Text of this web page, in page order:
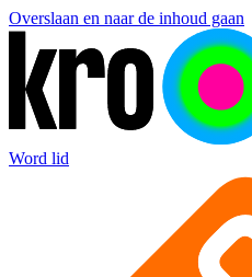
Overslaan en naar de inhoud gaan
Word lid